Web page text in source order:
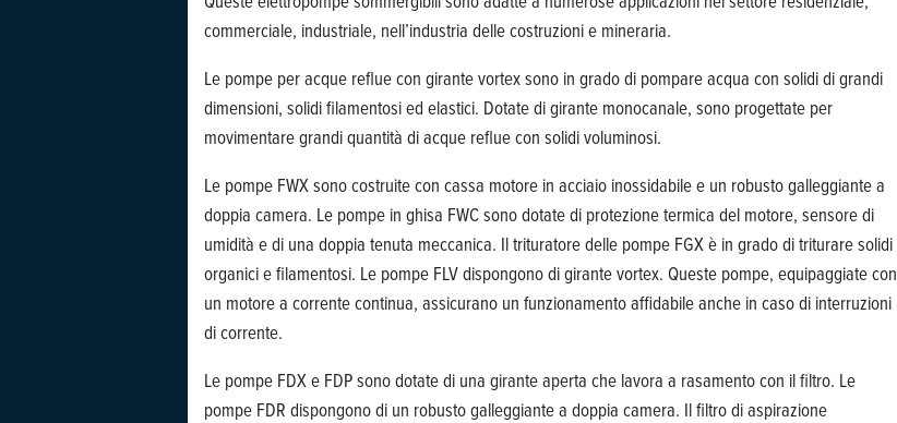
commerciale, industriale, nell’industria delle costruzioni e mineraria.
Le pompe per acque reflue con girante vortex sono in grado di pompare acqua con solidi di grandi
dimensioni, solidi filamentosi ed elastici. Dotate di girante monocanale, sono progettate per
movimentare grandi quantità di acque reflue con solidi voluminosi.
Le pompe FWX sono costruite con cassa motore in acciaio inossidabile e un robusto galleggiante a
doppia camera. Le pompe in ghisa FWC sono dotate di protezione termica del motore, sensore di
umidità e di una doppia tenuta meccanica. Il trituratore delle pompe FGX è in grado di triturare solidi
organici e filamentosi. Le pompe FLV dispongono di girante vortex. Queste pompe, equipaggiate con
un motore a corrente continua, assicurano un funzionamento affidabile anche in caso di interruzioni
di corrente.
Le pompe FDX e FDP sono dotate di una girante aperta che lavora a rasamento con il filtro. Le
pompe FDR dispongono di un robusto galleggiante a doppia camera. Il filtro di aspirazione